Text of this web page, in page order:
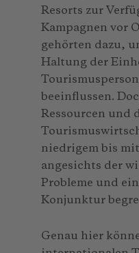
Resorts zur
Kampagnen vor
gehörten dazu,
Haltung der
beeinflussen.
Ressourcen und
niedrigem bis
angesichts der
Probleme und
Konjunktur
Genau hier